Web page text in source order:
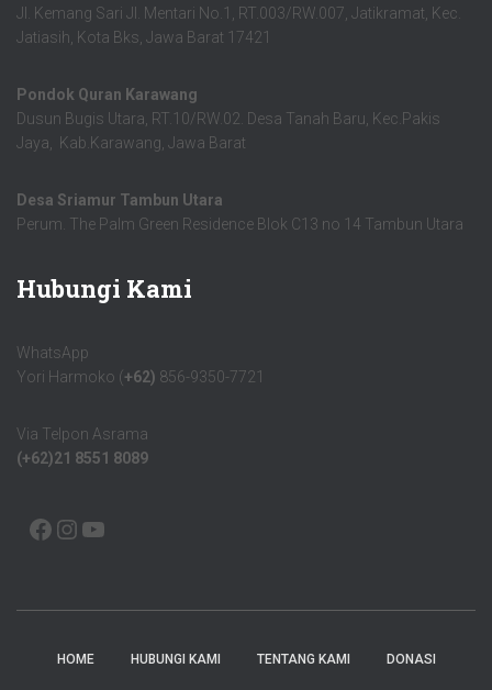
Jl. Kemang Sari Jl. Mentari No.1, RT.003/RW.007, Jatikramat, Kec.
Jatiasih, Kota Bks, Jawa Barat 17421
Pondok Quran Karawang
Dusun Bugis Utara, RT.10/RW.02. Desa Tanah Baru, Kec.Pakis
Jaya, Kab.Karawang, Jawa Barat
Desa Sriamur Tambun Utara
Perum. The Palm Green Residence Blok C13 no 14 Tambun Utara
Hubungi Kami
WhatsApp
Yori Harmoko (+62) 856-9350-7721
Via Telpon Asrama
(+62)21 8551 8089
HOME HUBUNGI KAMI TENTANG KAMI DONASI